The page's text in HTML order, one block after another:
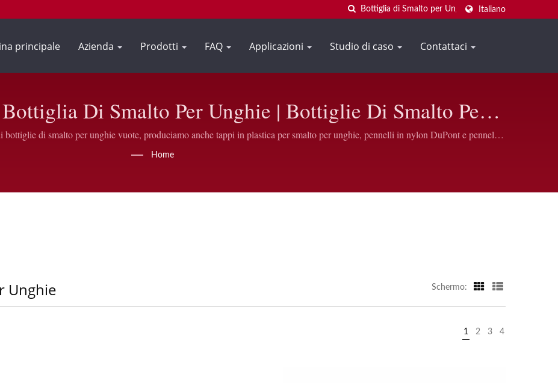
Italiano
principale Azienda Prodotti FAQ Applicazioni Studio di caso Contattaci
Di Smalto Per Unghie | Bottiglie Di Smalto Per
All'ingrosso Per Aziende | GH Plastic
di smalto per unghie vuote, produciamo anche tappi in plastica per smalto per unghie, pennelli in nylon DuPont e pennelli
più ampi nella nostra fabbrica situata a Taiwan, sotto un rigoroso controllo di qualità.
Home
Unghie Schermo:
1 2 3 4